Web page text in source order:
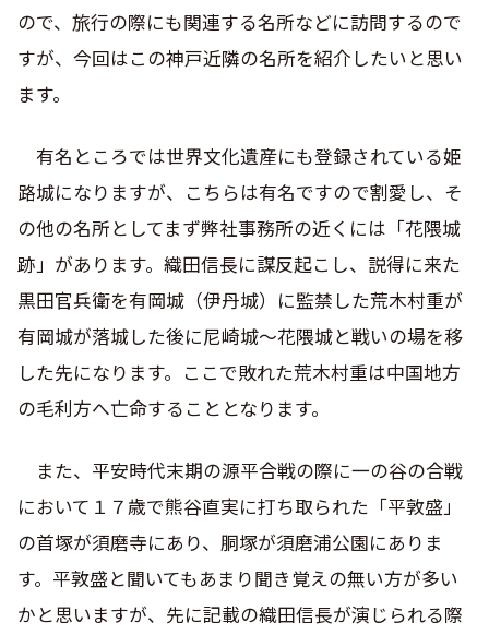
ので、旅行の際にも関連する名所などに訪問するので
すが、今回はこの神戸近隣の名所を紹介したいと思い
ます。
有名ところでは世界文化遺産にも登録されている姫
路城になりますが、こちらは有名ですので割愛し、そ
の他の名所としてまず弊社事務所の近くには「花隈城
跡」があります。織田信長に謀反起こし、説得に来た
黒田官兵衛を有岡城（伊丹城）に監禁した荒木村重が
有岡城が落城した後に尼崎城～花隈城と戦いの場を移
した先になります。ここで敗れた荒木村重は中国地方
の毛利方へ亡命することとなります。
また、平安時代末期の源平合戦の際に一の谷の合戦
において１７歳で熊谷直実に打ち取られた「平敦盛」
の首塚が須磨寺にあり、胴塚が須磨浦公園にありま
す。平敦盛と聞いてもあまり聞き覚えの無い方が多い
かと思いますが、先に記載の織田信長が演じられる際